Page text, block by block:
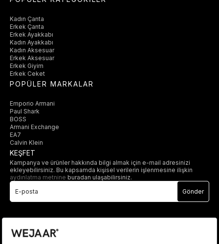
Kadın Çanta
Erkek Çanta
Erkek Ayakkabı
Kadın Ayakkabı
Kadın Aksesuar
Erkek Aksesuar
Erkek Giyim
Erkek Ceket
POPÜLER MARKALAR
Emporio Armani
Paul Shark
BOSS
Armani Exchange
EA7
Calvin Klein
KEŞFET
Kampanya ve ürünler hakkında bilgi almak için e-mail adresinizi
ekleyebilirsiniz. Bu kapsamda kişisel verilerin işlenmesine ilişkin
aydınlatma metnine buradan ulaşabilirsiniz.
Gönder
© 2025 wejaar.com.tr. tüm hakları saklıdır.